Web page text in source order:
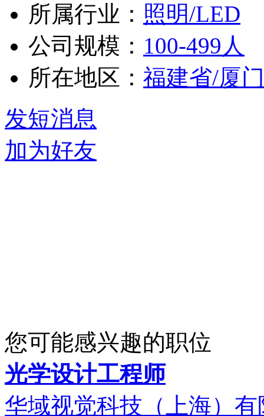
所属行业： 照明/LED
公司规模： 100-499人
所在地区： 福建省/厦
发短消息
加为好友
您可能感兴趣的职位
光学设计工程师
华域视觉科技（上海）有